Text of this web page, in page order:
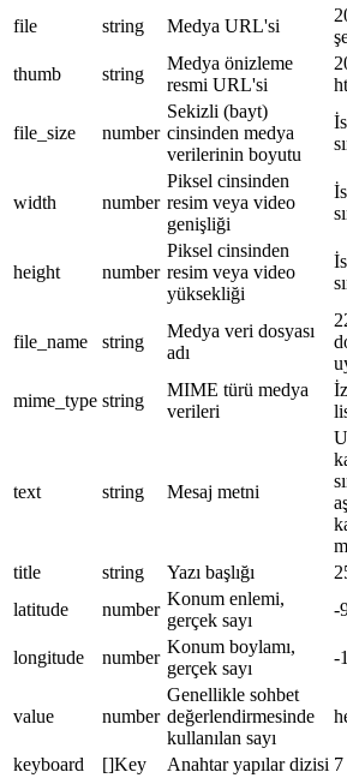
file string Medya URL'si
thumb
string
Medya önizleme
resmi URL'si
file_size number
Sekizli (bayt)
cinsinden medya
verilerinin boyutu
width number
Piksel cinsinden
resim veya video
genişliği
height number
Piksel cinsinden
resim veya video
yüksekliği
file_name string
Medya veri dosyası
adı
mime_type string
MIME türü medya
verileri
text string Mesaj metni
title
string Yazı başlığı
latitude
number
Konum enlemi,
gerçek sayı
-
longitude number
Konum boylamı,
gerçek sayı
-
value number
Genellikle sohbet
değerlendirmesinde
kullanılan sayı
keyboard []Key Anahtar yapılar dizisi